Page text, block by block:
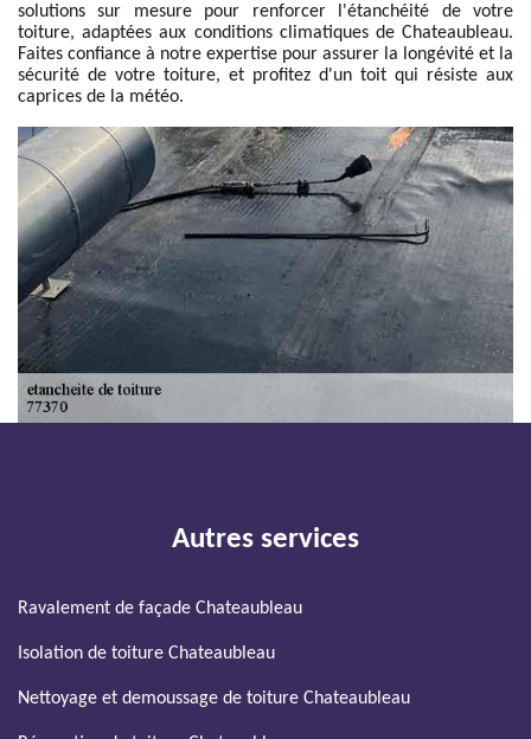
solutions sur mesure pour renforcer l'étanchéité de votre
toiture, adaptées aux conditions climatiques de Chateaubleau.
Faites confiance à notre expertise pour assurer la longévité et la
sécurité de votre toiture, et profitez d'un toit qui résiste aux
caprices de la météo.
Autres services
Ravalement de façade Chateaubleau
Isolation de toiture Chateaubleau
Nettoyage et demoussage de toiture Chateaubleau